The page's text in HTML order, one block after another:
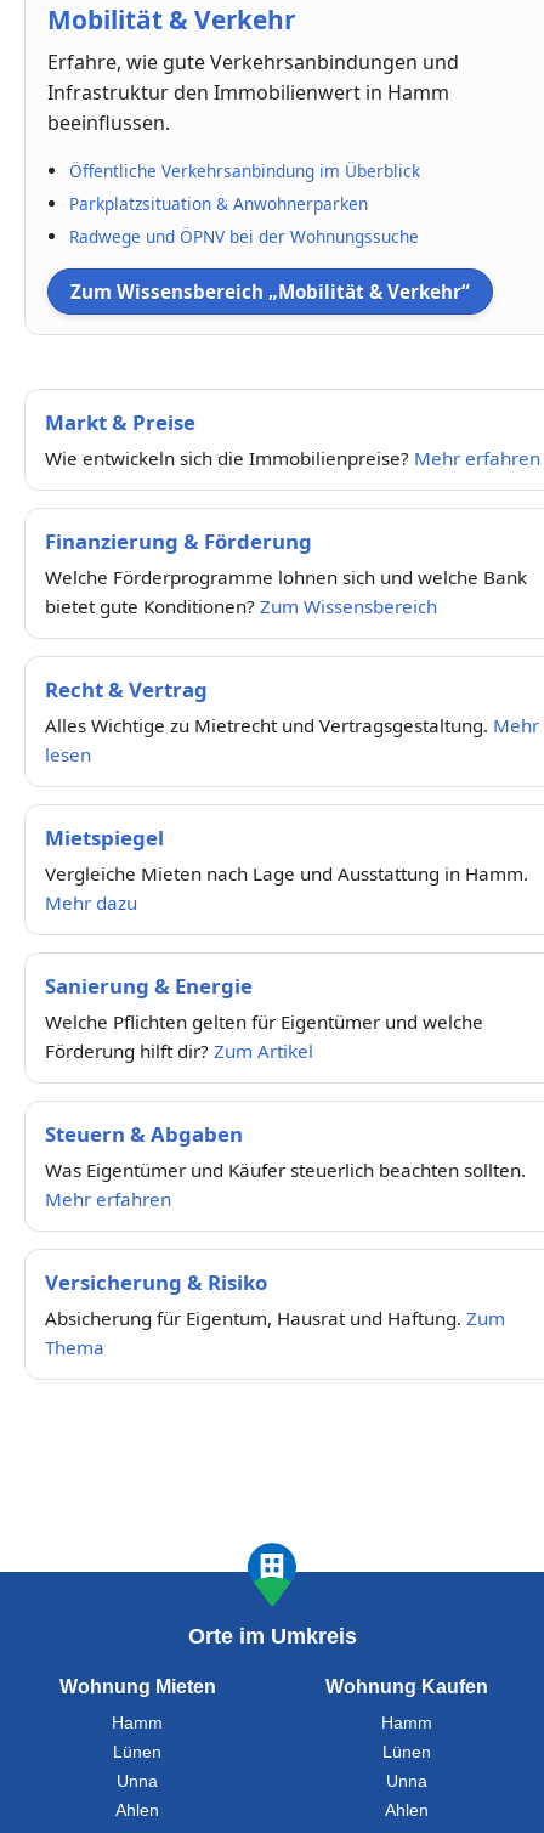
Mobilität & Verkehr
Erfahre, wie gute Verkehrsanbindungen und
Infrastruktur den Immobilienwert in Hamm
beeinflussen.
Öffentliche Verkehrsanbindung im Überblick
Parkplatzsituation & Anwohnerparken
Radwege und ÖPNV bei der Wohnungssuche
Zum Wissensbereich „Mobilität & Verkehr“
Markt & Preise
Wie entwickeln sich die Immobilienpreise? Mehr erfahren
Finanzierung & Förderung
Welche Förderprogramme lohnen sich und welche Bank
bietet gute Konditionen? Zum Wissensbereich
Recht & Vertrag
Alles Wichtige zu Mietrecht und Vertragsgestaltung. Mehr
lesen
Mietspiegel
Vergleiche Mieten nach Lage und Ausstattung in Hamm.
Mehr dazu
Sanierung & Energie
Welche Pflichten gelten für Eigentümer und welche
Förderung hilft dir? Zum Artikel
Steuern & Abgaben
Was Eigentümer und Käufer steuerlich beachten sollten.
Mehr erfahren
Versicherung & Risiko
Absicherung für Eigentum, Hausrat und Haftung. Zum
Thema
Orte im Umkreis
Wohnung Mieten
Hamm
Lünen
Unna
Ahlen
Wohnung Kaufen
Hamm
Lünen
Unna
Ahlen